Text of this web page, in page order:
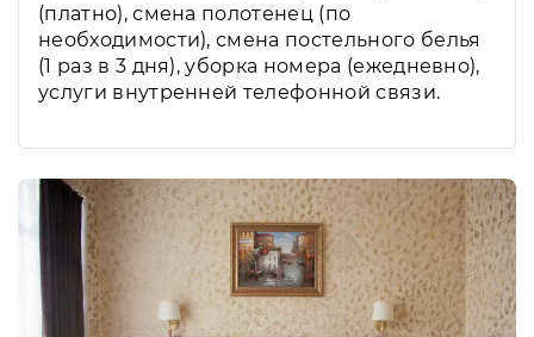
(платно), смена полотенец (по
необходимости), смена постельного белья
(1 раз в 3 дня), уборка номера (ежедневно),
услуги внутренней телефонной связи.